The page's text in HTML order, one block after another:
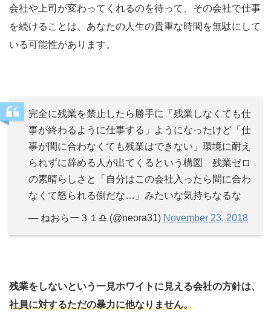
会社や上司が変わってくれるのを待って、その会社で仕事
を続けることは、あなたの人生の貴重な時間を無駄にして
いる可能性があります。
完全に残業を禁止したら勝手に「残業しなくても仕
事が終わるように仕事する」ようになったけど「仕
事が間に合わなくても残業はできない」環境に耐え
られずに辞める人が出てくるという構図 残業ゼロ
の素晴らしさと「自分はこの会社入ったら間に合わ
なくて怒られる側だな…」みたいな気持ちなるな
— ねおらー３１♎ (@neora31) November 23, 2018
残業をしないという一見ホワイトに見える会社の方針は、
社員に対するただの暴力に他なりません。